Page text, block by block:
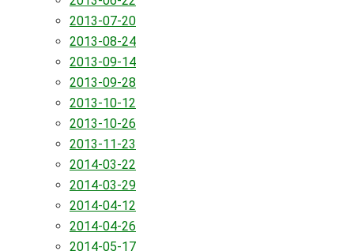
2013-07-20
2013-08-24
2013-09-14
2013-09-28
2013-10-12
2013-10-26
2013-11-23
2014-03-22
2014-03-29
2014-04-12
2014-04-26
2014-05-17